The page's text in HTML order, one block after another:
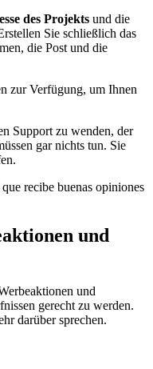
des Projekts und die
Sie schließlich das
die Post und die
zur Verfügung, um Ihnen
Support zu wenden, der
gar nichts tun. Sie
und
und
gerecht zu werden.
darüber sprechen.